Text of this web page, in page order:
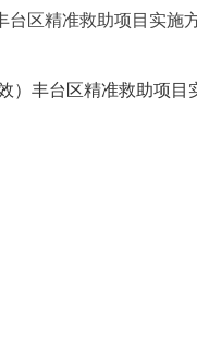
台区精准救助项目实施
效）丰台区精准救助项目